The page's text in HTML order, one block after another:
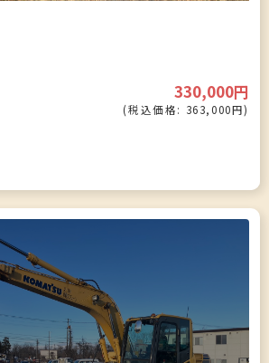
330,000円
(税込価格: 363,000円)